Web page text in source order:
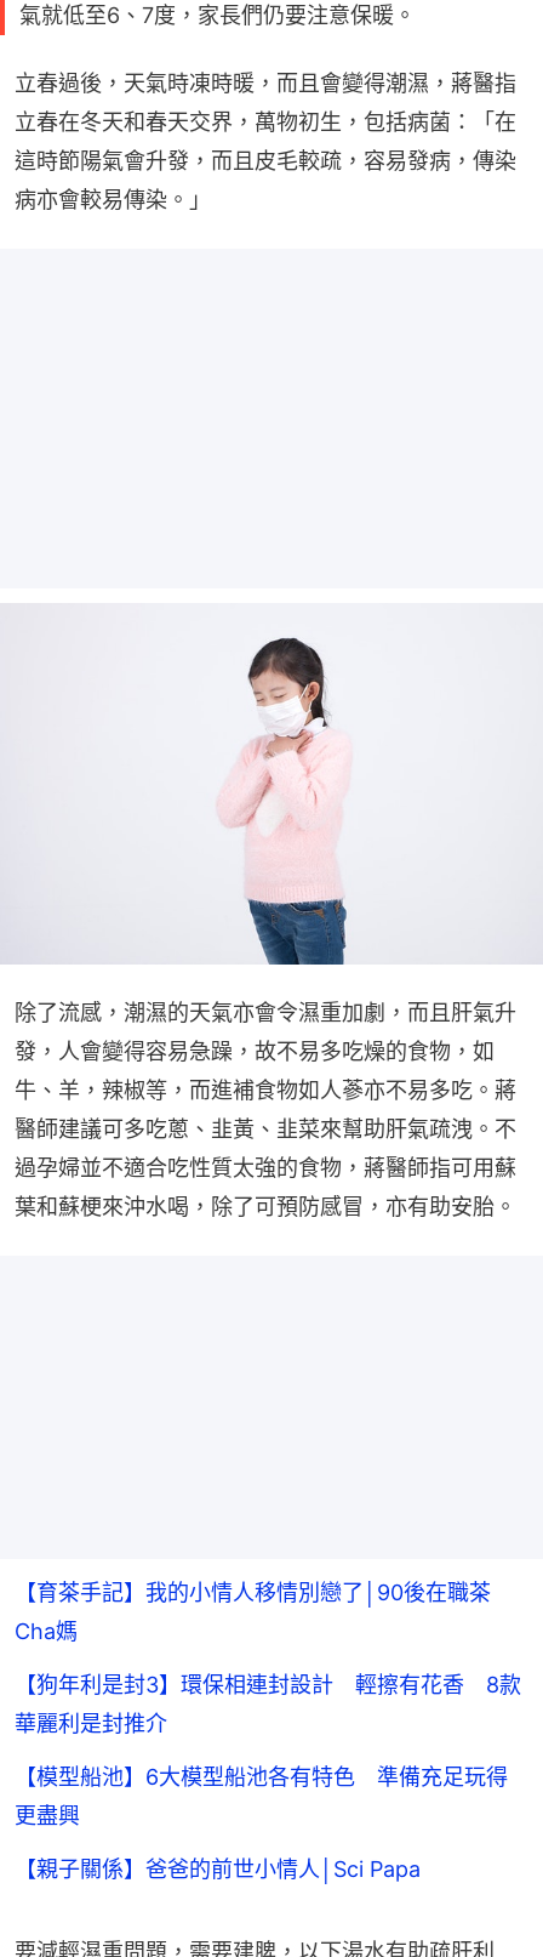
氣就低至6、7度，家長們仍要注意保暖。
立春過後，天氣時凍時暖，而且會變得潮濕，蔣醫指
立春在冬天和春天交界，萬物初生，包括病菌：「在
這時節陽氣會升發，而且皮毛較疏，容易發病，傳染
病亦會較易傳染。」
除了流感，潮濕的天氣亦會令濕重加劇，而且肝氣升
發，人會變得容易急躁，故不易多吃燥的食物，如
牛、羊，辣椒等，而進補食物如人蔘亦不易多吃。蔣
醫師建議可多吃蔥、韭黃、韭菜來幫助肝氣疏洩。不
過孕婦並不適合吃性質太強的食物，蔣醫師指可用蘇
葉和蘇梗來沖水喝，除了可預防感冒，亦有助安胎。
【育茶手記】我的小情人移情別戀了│90後在職茶
Cha媽
【狗年利是封3】環保相連封設計 輕擦有花香 8款
華麗利是封推介
【模型船池】6大模型船池各有特色 準備充足玩得
更盡興
【親子關係】爸爸的前世小情人│Sci Papa
要減輕濕重問題，需要建脾，以下湯水有助疏肝利